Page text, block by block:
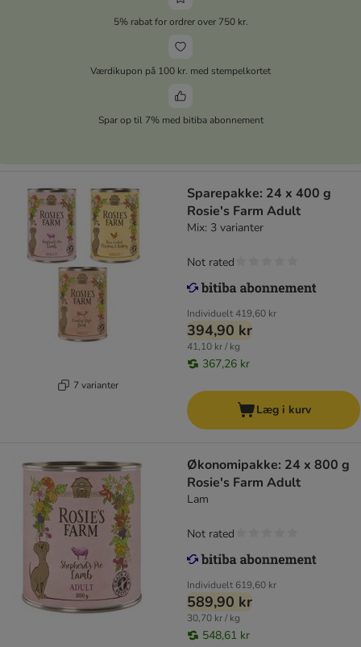
5% rabat for ordrer over 750 kr.
Værdikupon på 100 kr. med stempelkortet
Spar op til 7% med bitiba abonnement
7 varianter
Sparepakke: 24 x 400 g
Rosie's Farm Adult
Mix: 3 varianter
Individuelt419,60 kr
394,90 kr
41,10 kr / kg
367,26 kr
Not rated
Læg i kurv
Økonomipakke: 24 x 800 g
Rosie's Farm Adult
Lam
Individuelt 619,60 kr
589,90 kr
30,70 kr / kg
548,61 kr
Not rated